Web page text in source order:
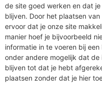
de site goed werken en dat
blijven. Door het plaatsen
ervoor dat je onze site
manier hoef je bijvoorbeeld
informatie in te voeren bij
onder andere mogelijk dat
blijven tot dat je hebt
plaatsen zonder dat je hier